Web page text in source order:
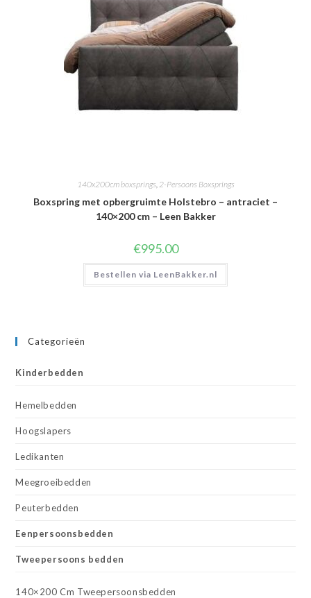
140x200cm boxsprings,2-Persoons Boxsprings
Boxspring met opbergruimte Holstebro – antraciet –
140×200 cm – Leen Bakker
€995.00
Bestellen via LeenBakker.nl
Categorieën
Kinderbedden
Hemelbedden
Hoogslapers
Ledikanten
Meegroeibedden
Peuterbedden
Eenpersoonsbedden
Tweepersoons bedden
140×200 Cm Tweepersoonsbedden